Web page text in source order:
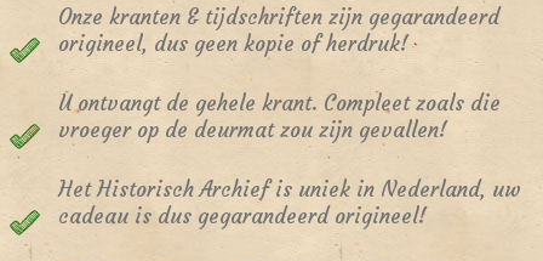
Onze kranten & tijdschriften zijn gegarandeerd
origineel, dus geen kopie of herdruk!
U ontvangt de gehele krant. Compleet zoals die
vroeger op de deurmat zou zijn gevallen!
Het Historisch Archief is uniek in Nederland, uw
cadeau is dus gegarandeerd origineel!